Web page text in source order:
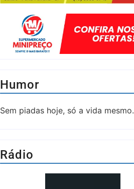
Humor
Sem piadas hoje, só a vida mesmo.
Rádio